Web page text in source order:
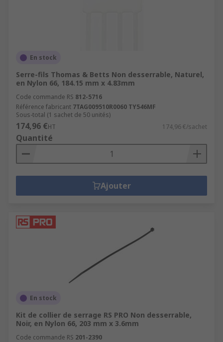
En stock
Serre-fils Thomas & Betts Non desserrable, Naturel,
en Nylon 66, 184.15 mm x 4.83mm
Code commande RS 812-5716
Référence fabricant 7TAG009510R0060 TY546MF
Sous-total (1 sachet de 50 unités)
174,96 €HT 174,96 €/sachet
Quantité
Ajouter
En stock
Kit de collier de serrage RS PRO Non desserrable,
Noir, en Nylon 66, 203 mm x 3.6mm
Code commande RS 201-2390